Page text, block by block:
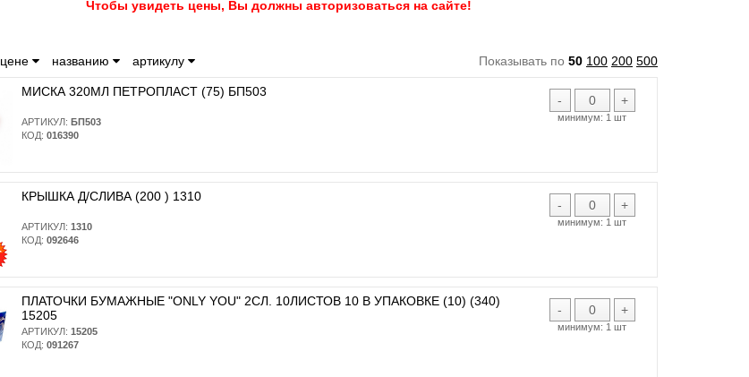
Чтобы увидеть цены, Вы должны авторизоваться на сайте!
цене названию артикулу Показывать по 50 100 200 500
- +
минимум: 1 шт
МИСКА 320МЛ ПЕТРОПЛАСТ (75) БП503
АРТИКУЛ: БП503
КОД: 016390
- +
минимум: 1 шт
КРЫШКА Д/СЛИВА (200 ) 1310
АРТИКУЛ: 1310
КОД: 092646
- +
минимум: 1 шт
ПЛАТОЧКИ БУМАЖНЫЕ "ONLY YOU" 2СЛ. 10ЛИСТОВ 10 В УПАКОВКЕ (10) (340)
15205
АРТИКУЛ: 15205
КОД: 091267